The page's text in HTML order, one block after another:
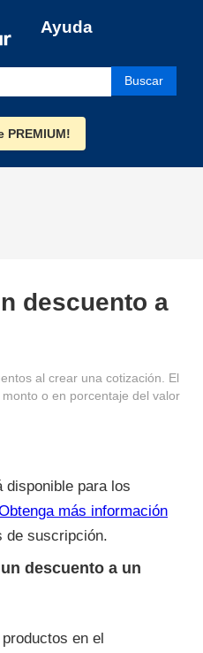
Ayuda
PREMIUM!
descuento a
al crear una cotización. El
o en porcentaje del valor
disponible para los
más información
de suscripción.
descuento a un
en el